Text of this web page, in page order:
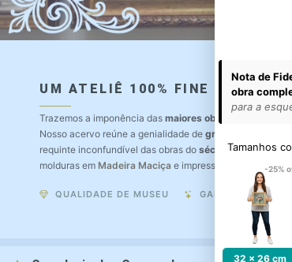
UM ATELIÊ 100% FINE ART
Trazemos a imponência das maiores obras de arte do
Nosso acervo reúne a genialidade de grandes pintores
requinte inconfundível das obras do século XIX.
molduras em Madeira Maciça e impressão com
QUALIDADE DE MUSEU GARANTIA ETERNA
Nota de
obra
para a
Tamanhos
-25%
32 x 26 cm